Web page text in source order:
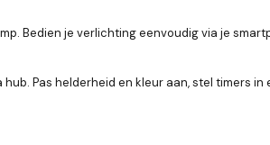
Bedien je verlichting eenvoudig via je
Pas helderheid en kleur aan, stel timers